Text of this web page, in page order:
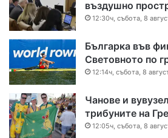
въздушно
12:30ч, събота, 8
Българка във
Световното по
12:14ч, събота, 8
Чанове и
трибуните на
12:05ч, събота, 8